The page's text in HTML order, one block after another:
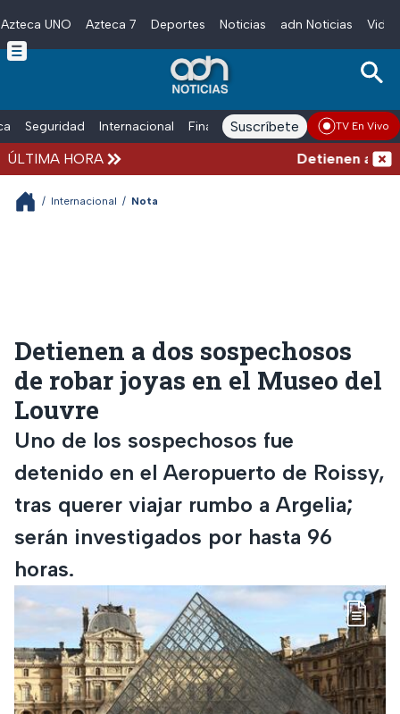
Skip to main content
Azteca UNO Azteca 7 Deportes Noticias adn Noticias
Seguridad Internacional Finanzas adn Noticias Radio
Suscríbete TV En Vivo
ÚLTIMA HORA Detienen al
/ Internacional / Nota
Detienen a dos sospechosos
de robar joyas en el Museo del
Louvre
Uno de los sospechosos fue
detenido en el Aeropuerto de Roissy,
tras querer viajar rumbo a Argelia;
serán investigados por hasta 96
horas.